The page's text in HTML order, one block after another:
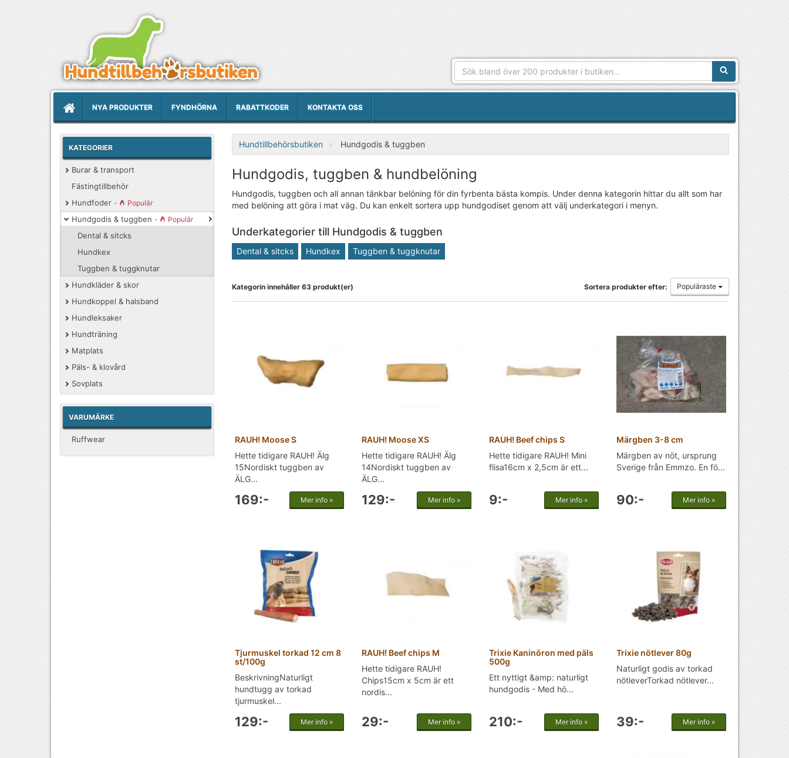
Sökfras:
NYA PRODUKTER FYNDHÖRNA RABATTKODER KONTAKTA OSS
KATEGORIER
Burar & transport
Fästingtillbehör
Hundfoder - Populär
Hundgodis & tuggben - Populär
Dental & sitcks
Hundkex
Tuggben & tuggknutar
Hundkläder & skor
Hundkoppel & halsband
Hundleksaker
Hundträning
Matplats
Päls- & klovård
Sovplats
VARUMÄRKE
Ruffwear
Hundtillbehörsbutiken Hundgodis & tuggben
Hundgodis, tuggben & hundbelöning
Hundgodis, tuggben och all annan tänkbar belöning för din fyrbenta bästa kompis. Under denna kategorin hittar du allt som har
med belöning att göra i mat väg. Du kan enkelt sortera upp hundgodiset genom att välj underkategori i menyn.
Underkategorier till Hundgodis & tuggben
Dental & sitcks Hundkex Tuggben & tuggknutar
Kategorin innehåller 63 produkt(er) Sortera produkter efter: Populäraste
RAUH! Moose S
Hette tidigare RAUH! Älg
15Nordiskt tuggben av
ÄLG...
169:- Mer info »
RAUH! Moose XS
Hette tidigare RAUH! Älg
14Nordiskt tuggben av
ÄLG...
129:- Mer info »
RAUH! Beef chips S
Hette tidigare RAUH! Mini
flisa16cm x 2,5cm är ett...
9:- Mer info »
Märgben 3-8 cm
Märgben av nöt, ursprung
Sverige från Emmzo. En fö...
90:- Mer info »
Tjurmuskel torkad 12 cm 8
st/100g
BeskrivningNaturligt
hundtugg av torkad
tjurmuskel...
129:- Mer info »
RAUH! Beef chips M
Hette tidigare RAUH!
Chips15cm x 5cm är ett
nordis...
29:- Mer info »
Trixie Kaninöron med päls
500g
Ett nyttigt &amp: naturligt
hundgodis - Med hö...
210:- Mer info »
Trixie nötlever 80g
Naturligt godis av torkad
nötleverTorkad nötlever...
39:- Mer info »